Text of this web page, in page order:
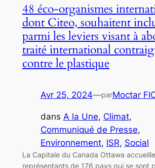
48 éco-organismes
dont Citeo, souhaitent
parmi les leviers visant à
traité international
contre le plastique
Avr 25, 2024—parMoctar
dans A la Une, Climat
Communiqué de Presse
Environnement, ISR, Social
La Capitale du Canada Ottawa
représentants de 176 pays qui se sont